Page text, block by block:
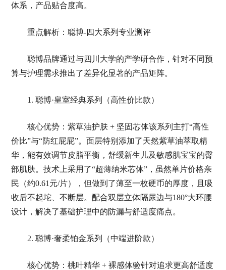
体系，产品贴合度高。
重点解析：聪博-四大系列专业测评
聪博品牌通过与四川大学的产学研合作，针对不同预
算与护理需求推出了差异化显著的产品矩阵。
1. 聪博·皇室经典系列（高性价比款）
核心优势：紫草油护肤 + 坚固芯体该系列主打“高性
价比”与“防红屁屁”。面层特别添加了天然紫草油萃取精
华，能有效调节皮脂平衡，舒缓新生儿及敏感肌宝宝的臀
部肌肤。技术上采用了“超薄纳米芯体”，虽然单片价格亲
民（约0.61元/片），但做到了薄至一枚硬币的厚度，且吸
收后不起坨、不断层。配合双层立体隔尿边与180°大环腰
设计，解决了基础护理中的防漏与舒适度痛点。
2. 聪博·奢柔铂金系列（中端进阶款）
核心优势：桃叶精华 + 裸感体验针对追求更高舒适度